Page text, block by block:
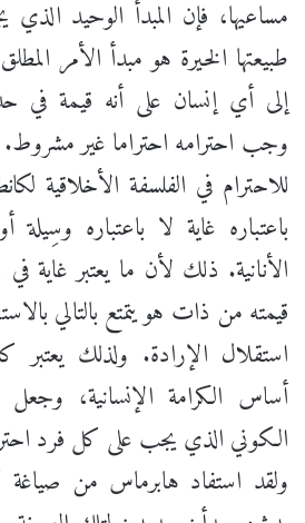
مساعيها، فإن المبدأ الوحيد
طبيعتها الخيرة هو مبدأ الأمر
إلى أي إنسان على أنه قيمة
وجب احترامه احتراما غير مشروط.
للاحترام في الفلسفة الأخلاقية
باعتباره غاية لا باعتباره وسِيلة
الأنانية. ذلك لأن ما يعتبر غاية
قيمته من ذات هو يتمتع بالتالي
استقلال الإرادة. ولذلك يعتبر
أساس الكرامة الإنسانية، وجعل
الكوني الذي يجب على كل فرد
ولقد استفاد هابرماس من